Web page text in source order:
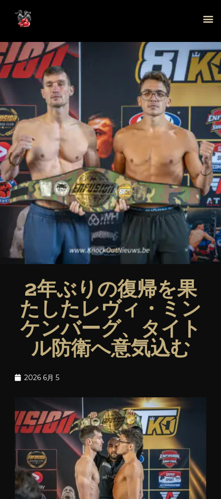
2年ぶりの復帰を果
たしたレヴィ・ミン
ケンバーグ、タイト
ル防衛へ意気込む
2026 6月 5